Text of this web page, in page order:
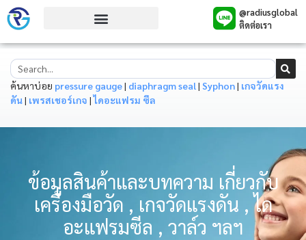
@radiusglobal
ติดต่อเรา
ค้นหาบ่อย pressure gauge| diaphragm seal| Syphon| เกจวัดแรง
ดัน| เพรสเชอร์เกจ |ไดอะแฟรม ซีล
ข้อมูลสินค้าและบทความ เกี่ยวกับ
เครื่องมือวัด , เกจวัดแรงดัน , ได
อะแฟรมซีล , วาล์ว ฯลฯ